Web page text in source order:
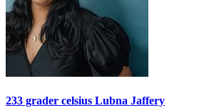
233 grader celsius Lubna Jaffery